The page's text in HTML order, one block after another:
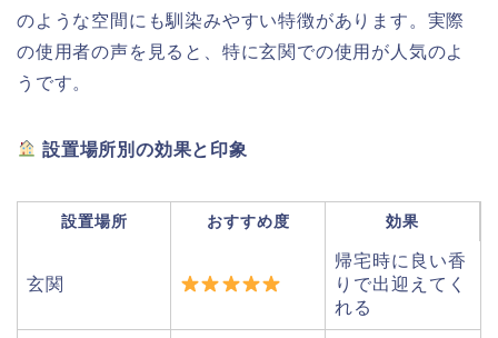
のような空間にも馴染みやすい特徴があります。実際
の使用者の声を見ると、特に玄関での使用が人気のよ
うです。
設置場所別の効果と印象
設置場所 おすすめ度 効果
玄関
帰宅時に良い香
りで出迎えてく
れる